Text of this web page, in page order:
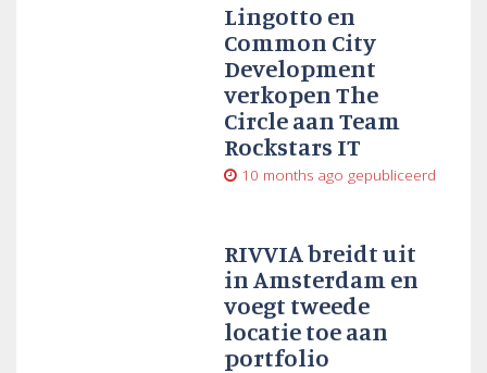
Lingotto en
Common City
Development
verkopen The
Circle aan Team
Rockstars IT
10 months ago gepubliceerd
RIVVIA breidt uit
in Amsterdam en
voegt tweede
locatie toe aan
portfolio